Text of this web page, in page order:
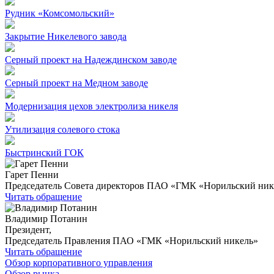
Рудник «Комсомольский»
Закрытие Никелевого завода
Серный проект на Надеждинском заводе
Серный проект на Медном заводе
Модернизация цехов электролиза никеля
Утилизация солевого стока
Быстринский ГОК
Гарет Пенни
Председатель Совета директоров ПАО «ГМК «Норильский
Читать обращение
Владимир Потанин
Президент,
Председатель Правления ПАО «ГМК «Норильский никель»
Читать обращение
Обзор корпоративного управления